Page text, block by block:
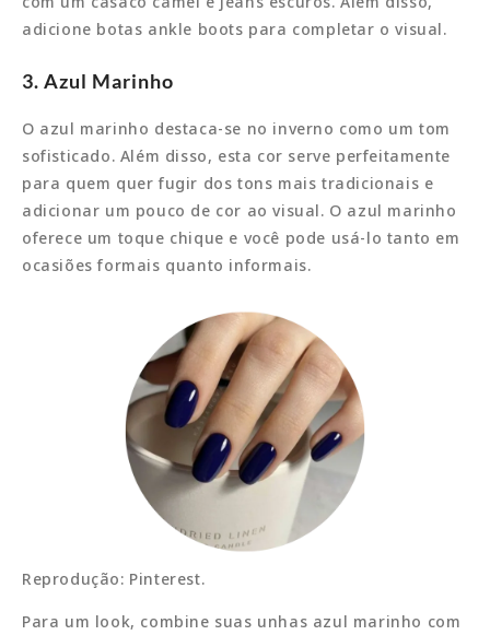
adicione botas ankle boots para completar o visual.
3. Azul Marinho
O azul marinho destaca-se no inverno como um tom
sofisticado. Além disso, esta cor serve perfeitamente
para quem quer fugir dos tons mais tradicionais e
adicionar um pouco de cor ao visual. O azul marinho
oferece um toque chique e você pode usá-lo tanto em
ocasiões formais quanto informais.
Reprodução: Pinterest.
Para um look, combine suas unhas azul marinho com